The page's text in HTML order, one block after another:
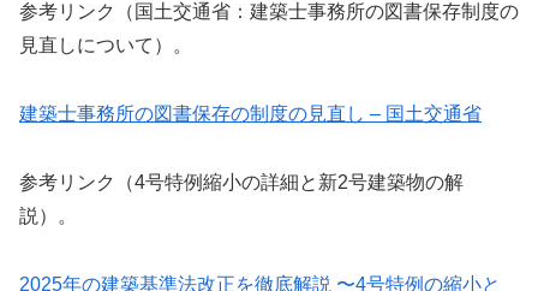
参考リンク（国土交通省：建築士事務所の図書保存制度の
見直しについて）。
建築士事務所の図書保存の制度の見直し – 国土交通省
参考リンク（4号特例縮小の詳細と新2号建築物の解
説）。
2025年の建築基準法改正を徹底解説 〜4号特例の縮小と